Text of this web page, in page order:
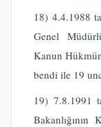
18) 4.4.1988
Genel
Kanun
bendi ile 19
19) 7.8.1991